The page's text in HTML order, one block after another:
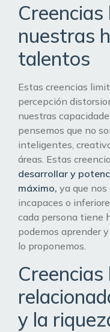
nuestras
talentos
Estas creencias
percepción
nuestras
pensemos que no
inteligentes,
áreas. Estas
desarrollar y
máximo, ya que
incapaces o
cada persona tiene
podemos aprender
lo proponemos.
y la